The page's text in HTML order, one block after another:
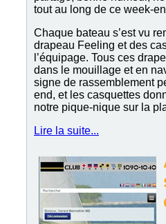
tout au long de ce week-
Chaque bateau s’est vu
drapeau Feeling et des
l’équipage. Tous ces
dans le mouillage et en
signe de rassemblement
end, et les casquettes
notre pique-nique sur la
Lire la suite...